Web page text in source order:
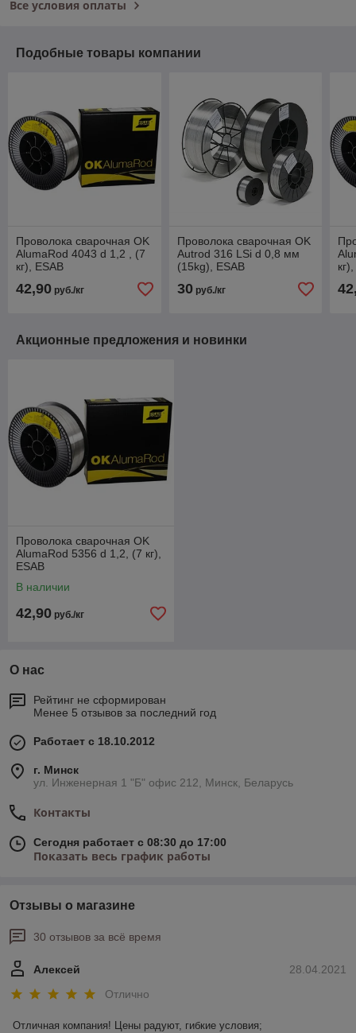
Все условия оплаты
Подобные товары компании
Проволока сварочная OK
AlumaRod 4043 d 1,2 , (7
кг), ESAB
42,90 руб./кг
Проволока сварочная OK
Autrod 316 LSi d 0,8 мм
(15kg), ESAB
30руб./кг
Акционные предложения и новинки
Проволока сварочная OK
AlumaRod 5356 d 1,2, (7 кг),
ESAB
В наличии
42,90 руб./кг
О нас
Рейтинг не сформирован
Менее 5 отзывов за последний год
Работает с 18.10.2012
г. Минск
ул. Инженерная 1 "Б" офис 212, Минск, Беларусь
Контакты
Сегодня работает с 08:30 до 17:00
Показать весь график работы
Отзывы о магазине
30 отзывов за всё время
28.04.2021
Алексей
Отлично
Отличная компания! Цены радуют, гибкие условия;